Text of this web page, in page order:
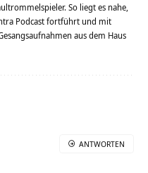
So liegt es nahe,
Podcast fortführt und mit
aus dem Haus
ANTWORTEN